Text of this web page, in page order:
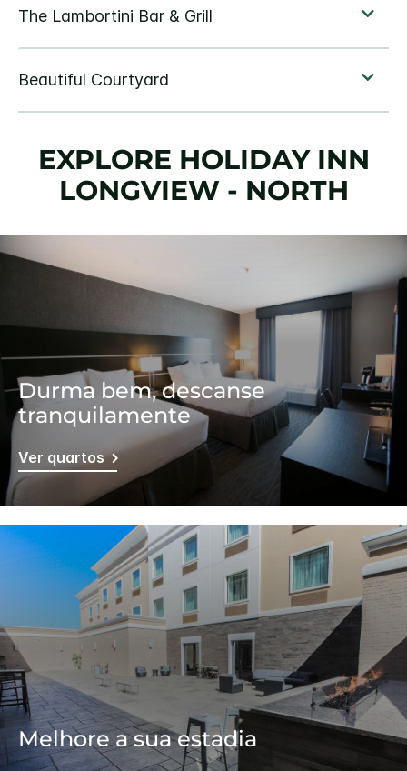
EXPLORE HOLIDAY INN
LONGVIEW - NORTH
Durma bem, descanse
tranquilamente
Ver quartos
Melhore a sua estadia